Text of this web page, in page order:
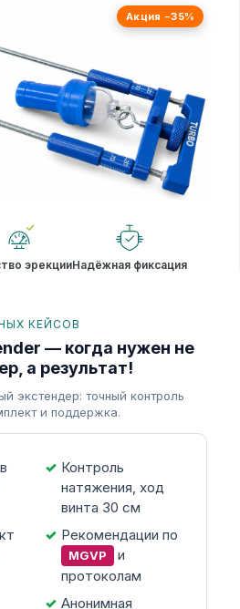
Акция −35%
эрекцииНадёжная фиксация
КЕЙСОВ
— когда нужен не
а результат!
экстендер: точный контроль
и поддержка.
Контроль
натяжения, ход
винта 30 см
Рекомендации по
MGVP
и
протоколам
Анонимная